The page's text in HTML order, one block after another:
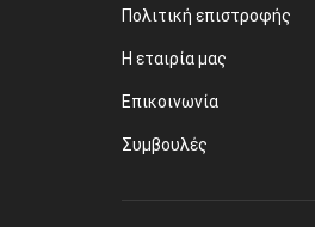
Πολιτική επιστροφής
Η εταιρία μας
Επικοινωνία
Συμβουλές